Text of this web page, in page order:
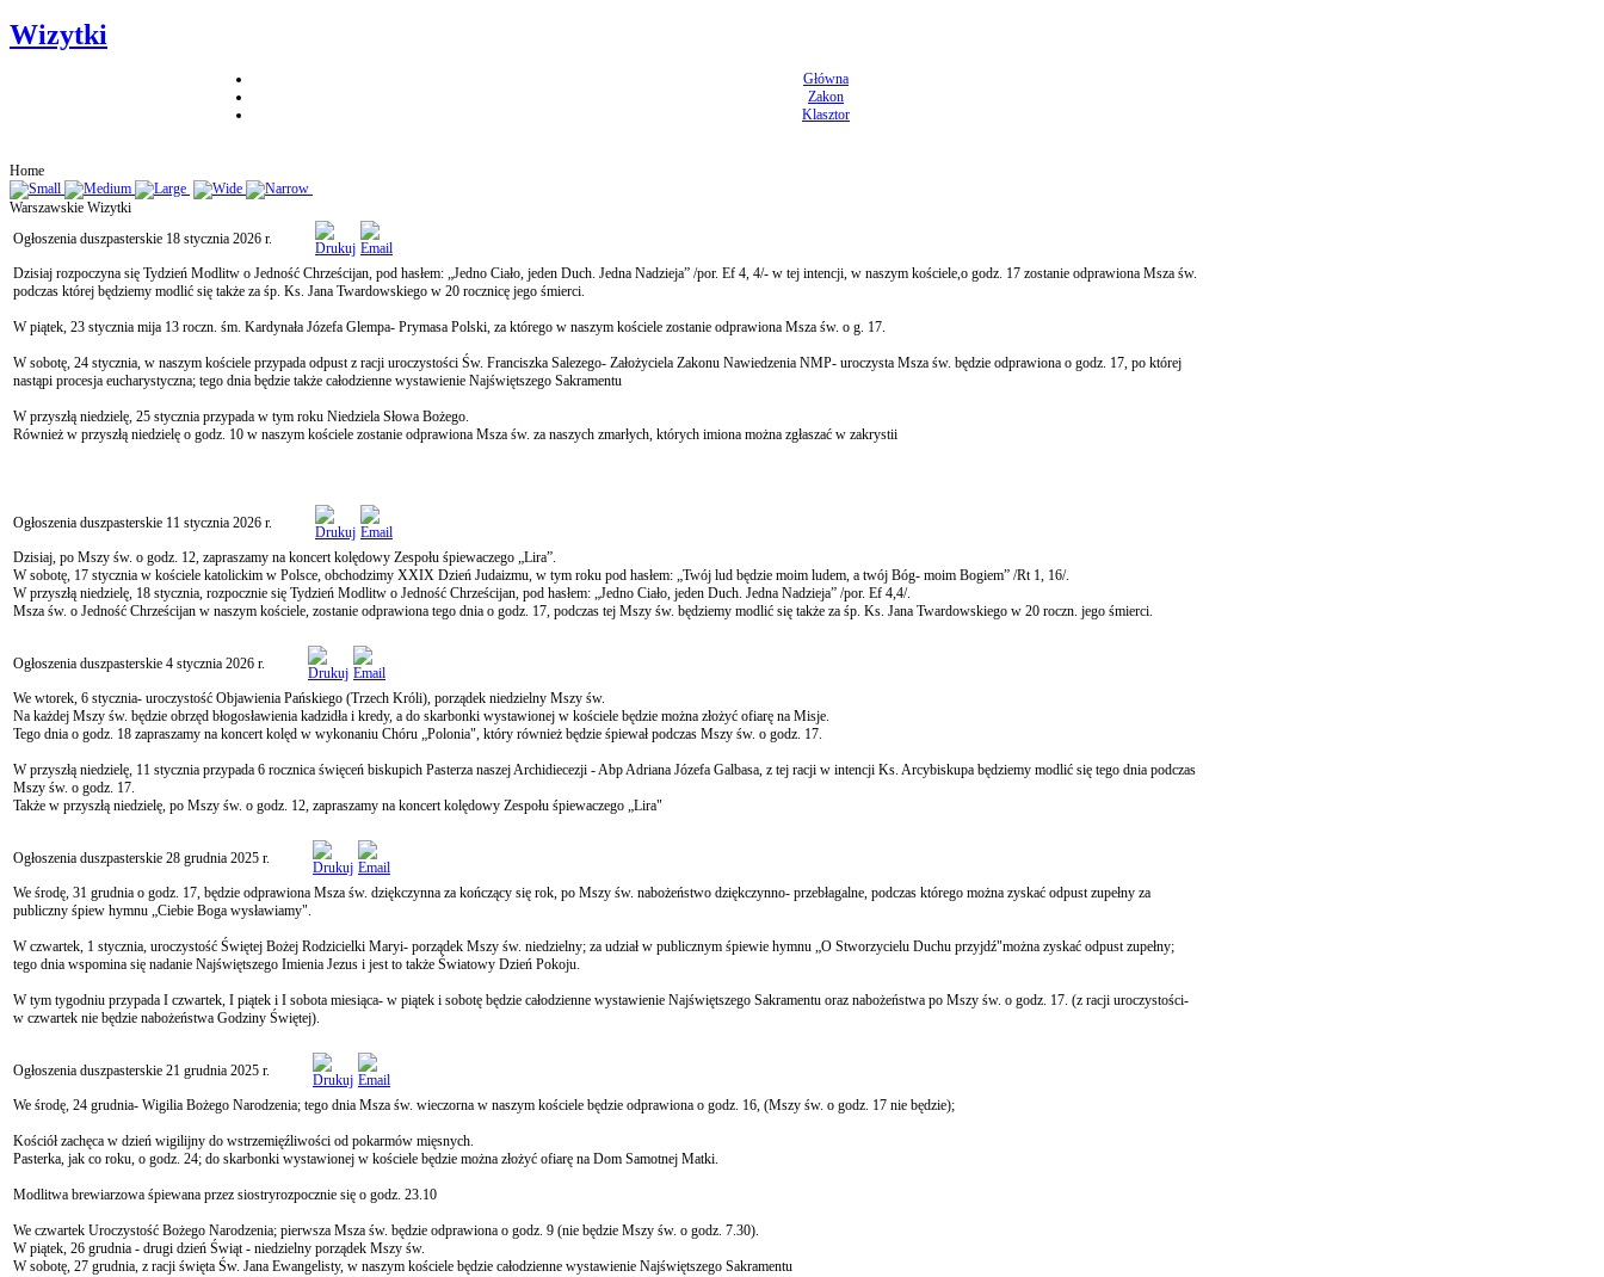
Wizytki
Główna
Zakon
Klasztor
Home
Warszawskie Wizytki
Ogłoszenia duszpasterskie 18 stycznia 2026 r.
Dzisiaj rozpoczyna się Tydzień Modlitw o Jedność Chrześcijan, pod hasłem: „Jedno Ciało, jeden Duch. Jedna Nadzieja” /por. Ef 4, 4/- w tej intencji, w naszym kościele,o godz. 17 zostanie odprawiona Msza św.
podczas której będziemy modlić się także za śp. Ks. Jana Twardowskiego w 20 rocznicę jego śmierci.
W piątek, 23 stycznia mija 13 roczn. śm. Kardynała Józefa Glempa- Prymasa Polski, za którego w naszym kościele zostanie odprawiona Msza św. o g. 17.
W sobotę, 24 stycznia, w naszym kościele przypada odpust z racji uroczystości Św. Franciszka Salezego- Założyciela Zakonu Nawiedzenia NMP- uroczysta Msza św. będzie odprawiona o godz. 17, po której
nastąpi procesja eucharystyczna; tego dnia będzie także całodzienne wystawienie Najświętszego Sakramentu
W przyszłą niedzielę, 25 stycznia przypada w tym roku Niedziela Słowa Bożego.
Również w przyszłą niedzielę o godz. 10 w naszym kościele zostanie odprawiona Msza św. za naszych zmarłych, których imiona można zgłaszać w zakrystii
Ogłoszenia duszpasterskie 11 stycznia 2026 r.
Dzisiaj, po Mszy św. o godz. 12, zapraszamy na koncert kolędowy Zespołu śpiewaczego „Lira”.
W sobotę, 17 stycznia w kościele katolickim w Polsce, obchodzimy XXIX Dzień Judaizmu, w tym roku pod hasłem: „Twój lud będzie moim ludem, a twój Bóg- moim Bogiem” /Rt 1, 16/.
W przyszłą niedzielę, 18 stycznia, rozpocznie się Tydzień Modlitw o Jedność Chrześcijan, pod hasłem: „Jedno Ciało, jeden Duch. Jedna Nadzieja” /por. Ef 4,4/.
Msza św. o Jedność Chrześcijan w naszym kościele, zostanie odprawiona tego dnia o godz. 17, podczas tej Mszy św. będziemy modlić się także za śp. Ks. Jana Twardowskiego w 20 roczn. jego śmierci.
Ogłoszenia duszpasterskie 4 stycznia 2026 r.
We wtorek, 6 stycznia- uroczystość Objawienia Pańskiego (Trzech Króli), porządek niedzielny Mszy św.
Na każdej Mszy św. będzie obrzęd błogosławienia kadzidła i kredy, a do skarbonki wystawionej w kościele będzie można złożyć ofiarę na Misje.
Tego dnia o godz. 18 zapraszamy na koncert kolęd w wykonaniu Chóru „Polonia", który również będzie śpiewał podczas Mszy św. o godz. 17.
W przyszłą niedzielę, 11 stycznia przypada 6 rocznica święceń biskupich Pasterza naszej Archidiecezji - Abp Adriana Józefa Galbasa, z tej racji w intencji Ks. Arcybiskupa będziemy modlić się tego dnia podczas
Mszy św. o godz. 17.
Także w przyszłą niedzielę, po Mszy św. o godz. 12, zapraszamy na koncert kolędowy Zespołu śpiewaczego „Lira"
Ogłoszenia duszpasterskie 28 grudnia 2025 r.
We środę, 31 grudnia o godz. 17, będzie odprawiona Msza św. dziękczynna za kończący się rok, po Mszy św. nabożeństwo dziękczynno- przebłagalne, podczas którego można zyskać odpust zupełny za
publiczny śpiew hymnu „Ciebie Boga wysławiamy".
W czwartek, 1 stycznia, uroczystość Świętej Bożej Rodzicielki Maryi- porządek Mszy św. niedzielny; za udział w publicznym śpiewie hymnu „O Stworzycielu Duchu przyjdź"można zyskać odpust zupełny;
tego dnia wspomina się nadanie Najświętszego Imienia Jezus i jest to także Światowy Dzień Pokoju.
W tym tygodniu przypada I czwartek, I piątek i I sobota miesiąca- w piątek i sobotę będzie całodzienne wystawienie Najświętszego Sakramentu oraz nabożeństwa po Mszy św. o godz. 17. (z racji uroczystości-
w czwartek nie będzie nabożeństwa Godziny Świętej).
Ogłoszenia duszpasterskie 21 grudnia 2025 r.
We środę, 24 grudnia- Wigilia Bożego Narodzenia; tego dnia Msza św. wieczorna w naszym kościele będzie odprawiona o godz. 16, (Mszy św. o godz. 17 nie będzie);
Kościół zachęca w dzień wigilijny do wstrzemięźliwości od pokarmów mięsnych.
Pasterka, jak co roku, o godz. 24; do skarbonki wystawionej w kościele będzie można złożyć ofiarę na Dom Samotnej Matki.
Modlitwa brewiarzowa śpiewana przez siostryrozpocznie się o godz. 23.10
We czwartek Uroczystość Bożego Narodzenia; pierwsza Msza św. będzie odprawiona o godz. 9 (nie będzie Mszy św. o godz. 7.30).
W piątek, 26 grudnia - drugi dzień Świąt - niedzielny porządek Mszy św.
W sobotę, 27 grudnia, z racji święta Św. Jana Ewangelisty, w naszym kościele będzie całodzienne wystawienie Najświętszego Sakramentu